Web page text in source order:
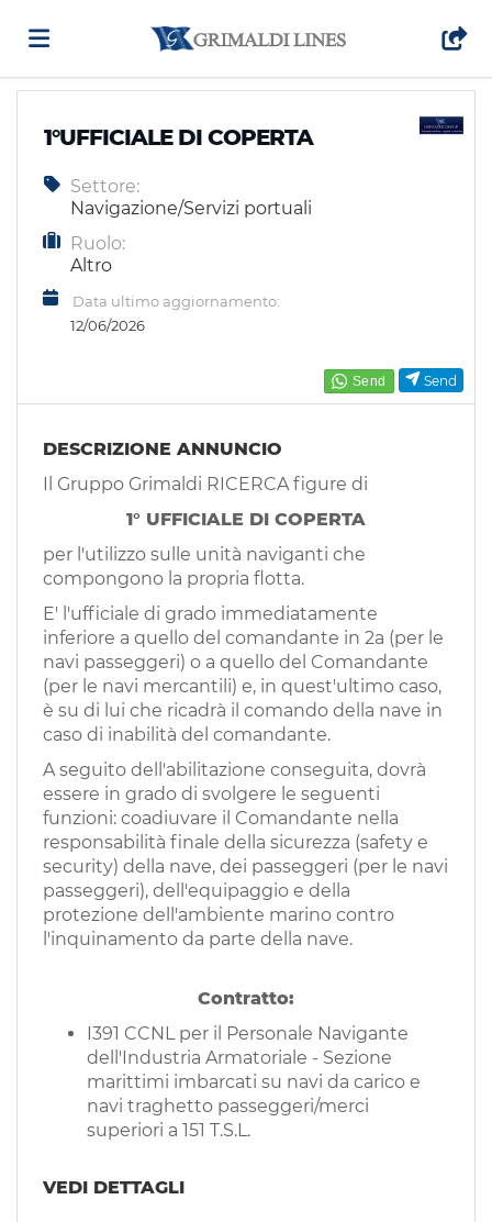
Offerte
di
Carica
EN
FR
IT
DE
ES
PT
Send
1°UFFICIALE DI COPERTA
Settore:
Navigazione/Servizi portuali
Ruolo:
Altro
Data ultimo aggiornamento:
12/06/2026
DESCRIZIONE ANNUNCIO
Il Gruppo Grimaldi RICERCA figure di
1° UFFICIALE DI COPERTA
per l'utilizzo sulle unità naviganti che
compongono la propria flotta.
E' l'ufficiale di grado immediatamente
inferiore a quello del comandante in 2a (per le
navi passeggeri) o a quello del Comandante
(per le navi mercantili) e, in quest'ultimo caso,
è su di lui che ricadrà il comando della nave in
caso di inabilità del comandante.
A seguito dell'abilitazione conseguita, dovrà
essere in grado di svolgere le seguenti
funzioni: coadiuvare il Comandante nella
responsabilità finale della sicurezza (safety e
security) della nave, dei passeggeri (per le navi
passeggeri), dell'equipaggio e della
protezione dell'ambiente marino contro
l'inquinamento da parte della nave.
Contratto:
I391 CCNL per il Personale Navigante
dell'Industria Armatoriale - Sezione
marittimi imbarcati su navi da carico e
navi traghetto passeggeri/merci
superiori a 151 T.S.L.
VEDI DETTAGLI